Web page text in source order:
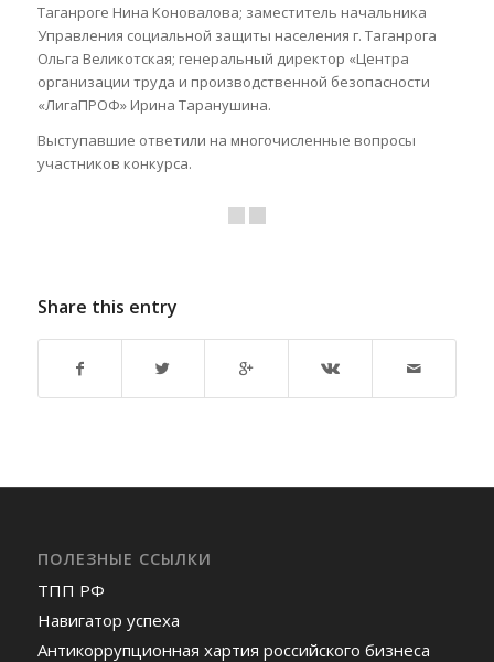
Таганроге Нина Коновалова; заместитель начальника
Управления социальной защиты населения г. Таганрога
Ольга Великотская; генеральный директор «Центра
организации труда и производственной безопасности
«ЛигаПРОФ» Ирина Таранушина.
Выступавшие ответили на многочисленные вопросы
участников конкурса.
Share this entry
ПОЛЕЗНЫЕ ССЫЛКИ
ТПП РФ
Навигатор успеха
Антикоррупционная хартия российского бизнеса